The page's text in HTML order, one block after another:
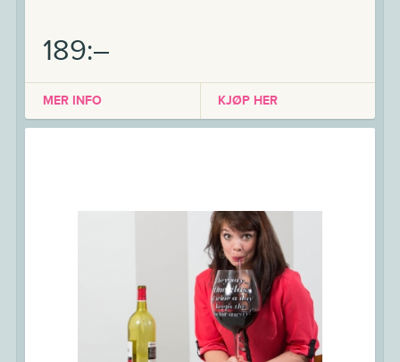
189:–
MER INFO KJØP HER